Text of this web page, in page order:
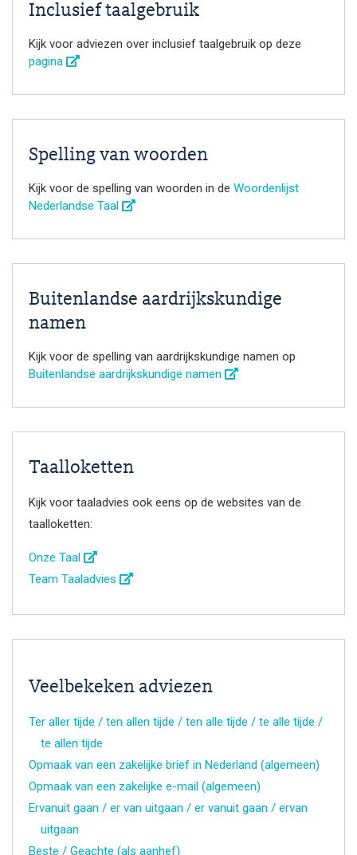
Inclusief taalgebruik
Kijk voor adviezen over inclusief taalgebruik op deze
pagina
Spelling van woorden
Kijk voor de spelling van woorden in de Woordenlijst
Nederlandse Taal
Buitenlandse aardrijkskundige
namen
Kijk voor de spelling van aardrijkskundige namen op
Buitenlandse aardrijkskundige namen
Taalloketten
Kijk voor taaladvies ook eens op de websites van de
taalloketten:
Onze Taal
Team Taaladvies
Veelbekeken adviezen
Ter aller tijde / ten allen tijde / ten alle tijde / te alle tijde /
te allen tijde
Opmaak van een zakelijke brief in Nederland (algemeen)
Opmaak van een zakelijke e-mail (algemeen)
Ervanuit gaan / er van uitgaan / er vanuit gaan / ervan
uitgaan
Beste / Geachte (als aanhef)